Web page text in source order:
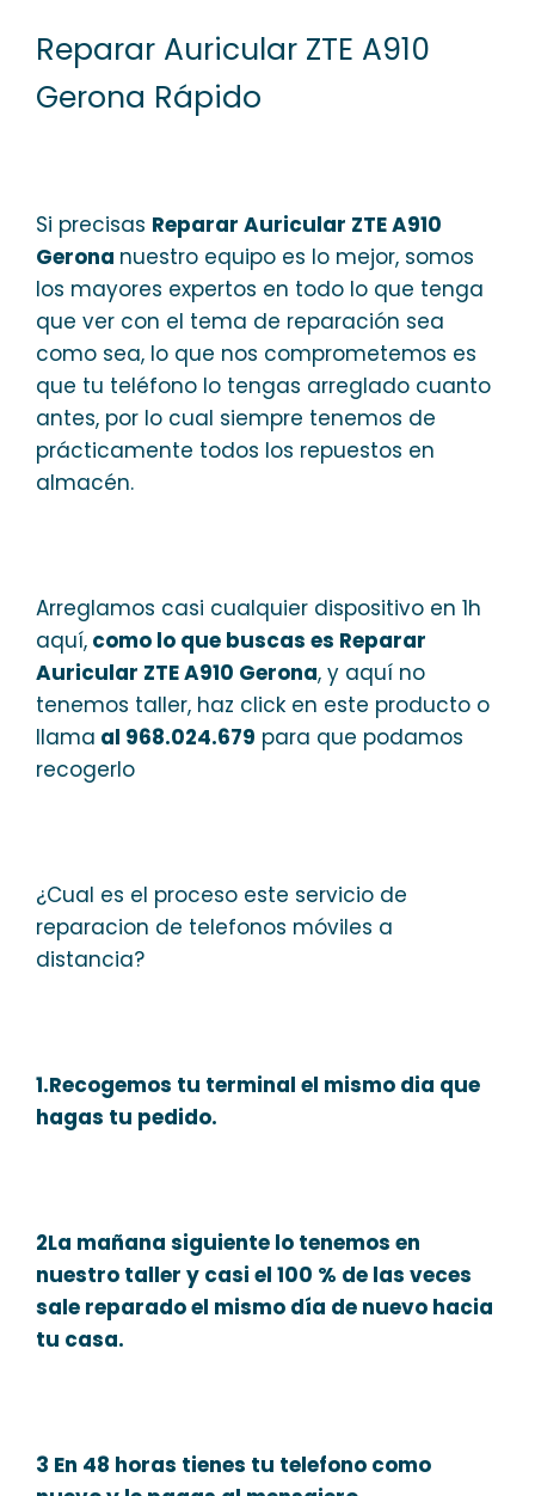
Reparar Auricular ZTE A910
Gerona Rápido
Si precisas Reparar Auricular ZTE A910
Gerona nuestro equipo es lo mejor, somos
los mayores expertos en todo lo que tenga
que ver con el tema de reparación sea
como sea, lo que nos comprometemos es
que tu teléfono lo tengas arreglado cuanto
antes, por lo cual siempre tenemos de
prácticamente todos los repuestos en
almacén.
Arreglamos casi cualquier dispositivo en 1h
aquí, como lo que buscas es Reparar
Auricular ZTE A910 Gerona, y aquí no
tenemos taller, haz click en este producto o
llama al 968.024.679 para que podamos
recogerlo
¿Cual es el proceso este servicio de
reparacion de telefonos móviles a
distancia?
1.Recogemos tu terminal el mismo dia que
hagas tu pedido.
2La mañana siguiente lo tenemos en
nuestro taller y casi el 100 % de las veces
sale reparado el mismo día de nuevo hacia
tu casa.
3 En 48 horas tienes tu telefono como